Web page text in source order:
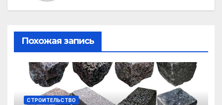
Похожая запись
СТРОИТЕЛЬСТВО